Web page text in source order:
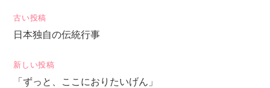
投
稿
ナ
ビ
古い投稿
日本独自の伝統行事
新しい投稿
「ずっと、ここにおりたいげん」